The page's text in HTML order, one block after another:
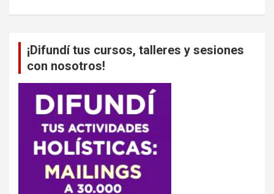
¡Difundí tus cursos, talleres y sesiones
con nosotros!